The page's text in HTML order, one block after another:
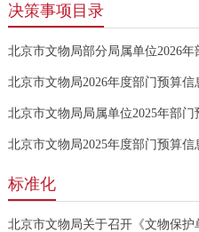
决策事项目录
北京市文物局部分局属单位2026年
北京市文物局2026年度部门预算信
北京市文物局局属单位2025年部门
北京市文物局2025年度部门预算信
标准化
北京市文物局关于召开《文物保